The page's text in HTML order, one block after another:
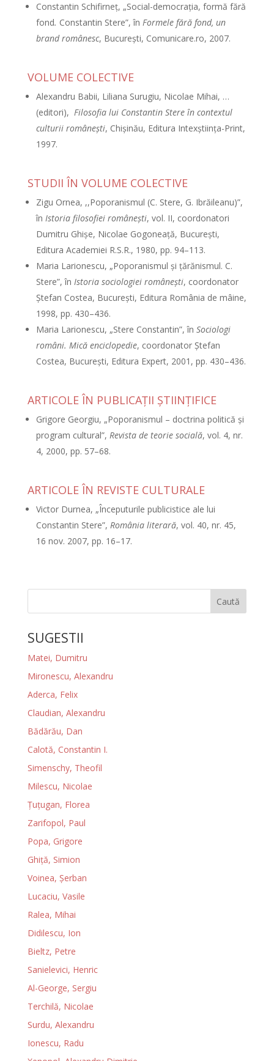
Constantin Schifirneţ, „Social-democraţia, formă fără
fond. Constantin Stere”, în Formele fără fond, un
brand românesc, Bucureşti, Comunicare.ro, 2007.
VOLUME COLECTIVE
Alexandru Babii, Liliana Surugiu, Nicolae Mihai, …
(editori), Filosofia lui Constantin Stere în contextul
culturii româneşti, Chişinău, Editura Intexştiinţa-Print,
1997.
STUDII ÎN VOLUME COLECTIVE
Zigu Ornea, ,,Poporanismul (C. Stere, G. Ibrăileanu)”,
în Istoria filosofiei româneşti, vol. II, coordonatori
Dumitru Ghişe, Nicolae Gogoneaţă, Bucureşti,
Editura Academiei R.S.R., 1980, pp. 94–113.
Maria Larionescu, „Poporanismul şi ţărănismul. C.
Stere”, în Istoria sociologiei româneşti, coordonator
Ştefan Costea, Bucureşti, Editura România de mâine,
1998, pp. 430–436.
Maria Larionescu, „Stere Constantin”, în Sociologi
români. Mică enciclopedie, coordonator Ştefan
Costea, Bucureşti, Editura Expert, 2001, pp. 430–436.
ARTICOLE ÎN PUBLICAŢII ŞTIINŢIFICE
Grigore Georgiu, „Poporanismul – doctrina politică şi
program cultural”, Revista de teorie socială, vol. 4, nr.
4, 2000, pp. 57–68.
ARTICOLE ÎN REVISTE CULTURALE
Victor Durnea, „Începuturile publicistice ale lui
Constantin Stere”, România literară, vol. 40, nr. 45,
16 nov. 2007, pp. 16–17.
Caută
SUGESTII
Matei, Dumitru
Mironescu, Alexandru
Aderca, Felix
Claudian, Alexandru
Bădărău, Dan
Calotă, Constantin I.
Simenschy, Theofil
Milescu, Nicolae
Ţuţugan, Florea
Zarifopol, Paul
Popa, Grigore
Ghiţă, Simion
Voinea, Şerban
Lucaciu, Vasile
Ralea, Mihai
Didilescu, Ion
Bieltz, Petre
Sanielevici, Henric
Al-George, Sergiu
Terchilă, Nicolae
Surdu, Alexandru
Ionescu, Radu